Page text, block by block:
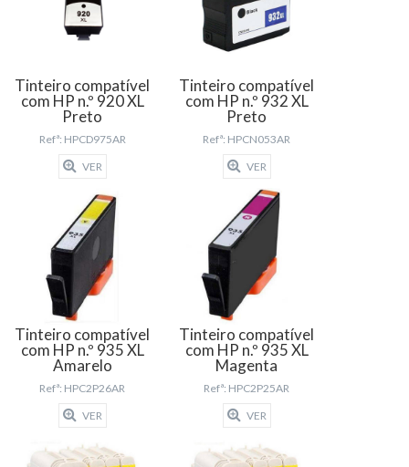
Tinteiro compatível
com HP n.º 920 XL
Preto
Refª: HPCD975AR
VER
Tinteiro compatível
com HP n.º 932 XL
Preto
Refª: HPCN053AR
VER
Tinteiro compatível
com HP n.º 935 XL
Amarelo
Refª: HPC2P26AR
VER
Tinteiro compatível
com HP n.º 935 XL
Magenta
Refª: HPC2P25AR
VER